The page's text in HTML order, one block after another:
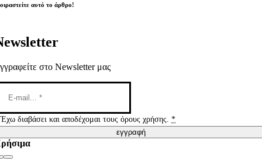
αυτό το άρθρο!
στο Newsletter μας
Έχω διαβάσει και αποδέχομαι τους όρους χρήσης.*
εγγραφή